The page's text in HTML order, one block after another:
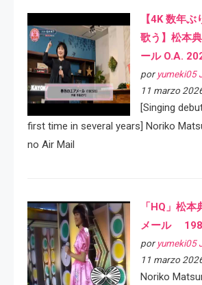
【4K 数年
歌う】松本
ール O.A.
por yumeki05
11 marzo
[Singing
first time in several years] Noriko
no Air Mail
「HQ」松
メール
por yumeki05
11 marzo
Noriko